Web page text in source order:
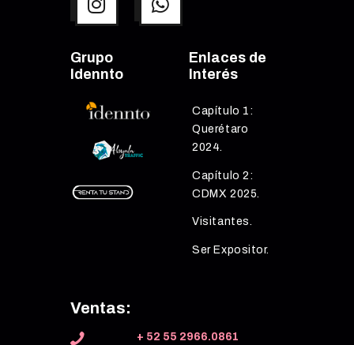
Grupo
Idennto
Enlaces de
Interés
Capítulo 1:
Querétaro
2024.
Capítulo 2:
CDMX 2025.
Visitantes.
Ser Expositor.
Ventas:
+ 52 55 2966.0861